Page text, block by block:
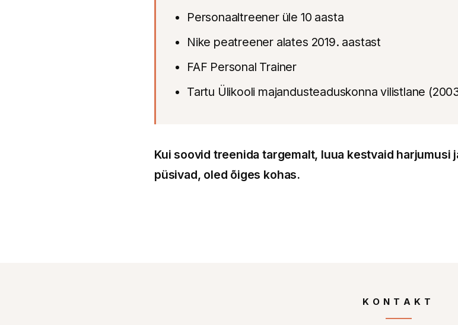
Personaaltreener üle 10 aasta
Nike peatreener alates 2019. aastast
FAF Personal Trainer
Tartu Ülikooli majandusteaduskonna vilistlane
Kui soovid treenida targemalt, luua kestvaid harjumusi
püsivad, oled õiges kohas.
KONTAKT